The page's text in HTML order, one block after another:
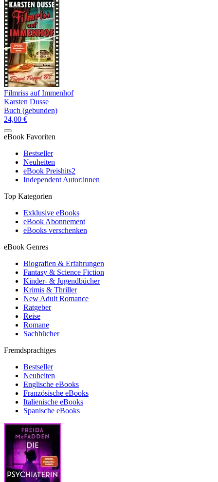
Filmriss auf Immenhof
Karsten Dusse
Buch (gebunden)
24,00 €
eBook Favoriten
Bestseller
Neuheiten
eBook Preishits2
Independent Autor:innen
Top Kategorien
Exklusive eBooks
eBook Abonnement
eBooks verschenken
eBook Genres
Biografien & Erfahrungen
Fantasy & Science Fiction
Kinder- & Jugendbücher
Krimis & Thriller
New Adult Romance
Ratgeber
Reise
Romane
Sachbücher
Fremdsprachiges
Bestseller
Neuheiten
Englische eBooks
Französische eBooks
Italienische eBooks
Spanische eBooks